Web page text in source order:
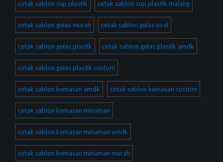
cetak sablon cup plastik cetak sablon cup plastik malang
cetak sablon gelas murah cetak sablon gelas oval
cetak sablon gelas plastik cetak sablon gelas plastik amdk
cetak sablon gelas plastik custom
cetak sablon kemasan amdk cetak sablon kemasan custom
cetak sablon kemasan minuman
cetak sablon kemasan minuman amdk
cetak sablon kemasan minuman murah